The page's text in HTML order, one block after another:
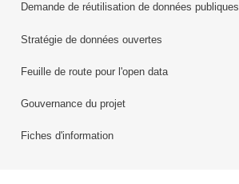
Demande de réutilisation de données publiques
Stratégie de données ouvertes
Feuille de route pour l'open data
Gouvernance du projet
Fiches d'information